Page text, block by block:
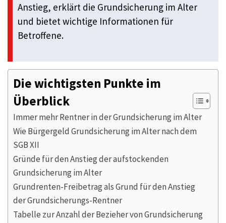
Anstieg, erklärt die Grundsicherung im Alter
und bietet wichtige Informationen für
Betroffene.
Die wichtigsten Punkte im
Überblick
Immer mehr Rentner in der Grundsicherung im Alter
Wie Bürgergeld Grundsicherung im Alter nach dem
SGB XII
Gründe für den Anstieg der aufstockenden
Grundsicherung im Alter
Grundrenten-Freibetrag als Grund für den Anstieg
der Grundsicherungs-Rentner
Tabelle zur Anzahl der Bezieher von Grundsicherung